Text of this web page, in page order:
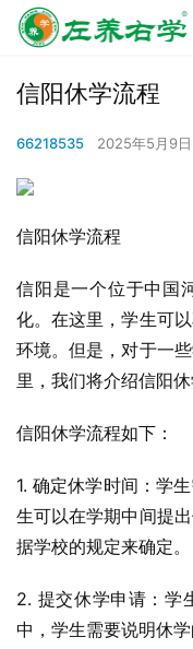
信阳休学流程
66218535 2025年5月9
信阳休学流程
信阳是一个位于中国
化。在这里，学生可
环境。但是，对于一
里，我们将介绍信阳休
信阳休学流程如下：
1. 确定休学时间：学
生可以在学期中间提
据学校的规定来确定。
2. 提交休学申请：学
中，学生需要说明休